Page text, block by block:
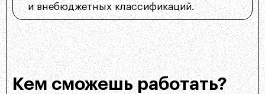
и внебюджетных классификаций.
Кем сможешь работать?